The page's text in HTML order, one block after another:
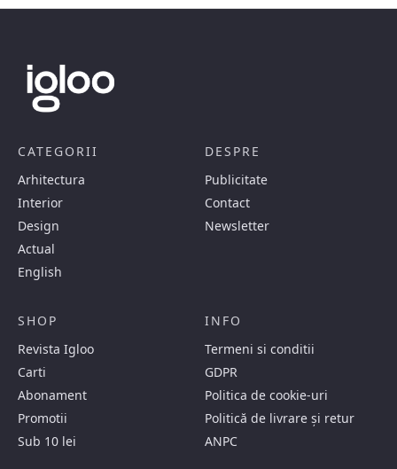
CATEGORII
Arhitectura
Interior
Design
Actual
English
DESPRE
Publicitate
Contact
Newsletter
SHOP
Revista Igloo
Carti
Abonament
Promotii
Sub 10 lei
INFO
Termeni si conditii
GDPR
Politica de cookie-uri
Politică de livrare și retur
ANPC